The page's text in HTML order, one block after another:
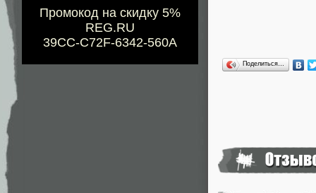
Промокод на скидку 5%
REG.RU
39CC-C72F-6342-560A
Поделиться…